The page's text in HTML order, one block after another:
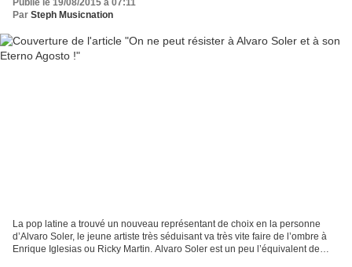
Par Steph Musicnation
La pop latine a trouvé un nouveau représentant de choix en la personne
d’Alvaro Soler, le jeune artiste très séduisant va très vite faire de l’ombre à
Enrique Iglesias ou Ricky Martin. Alvaro Soler est un peu l’équivalent de